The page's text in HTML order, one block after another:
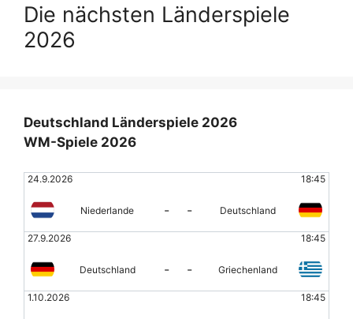
Die nächsten Länderspiele
2026
Deutschland Länderspiele 2026
WM-Spiele 2026
24.9.2026 18:45
Niederlande - - Deutschland
27.9.2026 18:45
Deutschland - - Griechenland
1.10.2026 18:45